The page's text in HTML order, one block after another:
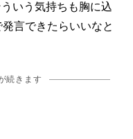
いう気持ちも胸に込
言できたらいいなと
続きます